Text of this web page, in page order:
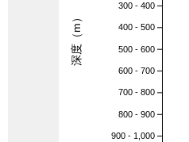
300 - 400
400 - 500
500 - 600
600 - 700
700 - 800
800 - 900
900 - 1,000
深度（m）